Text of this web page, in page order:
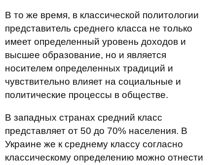
В то же время, в классической политологии
представитель среднего класса не только
имеет определенный уровень доходов и
высшее образование, но и является
носителем определенных традиций и
чувствительно влияет на социальные и
политические процессы в обществе.
В западных странах средний класс
представляет от 50 до 70% населения. В
Украине же к среднему классу согласно
классическому определению можно отнести